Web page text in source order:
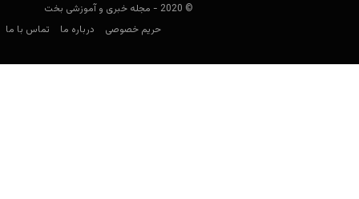
© 2020 - مجله خبری و آموزشی بخت
حریم خصوصی
درباره ما تماس با ما